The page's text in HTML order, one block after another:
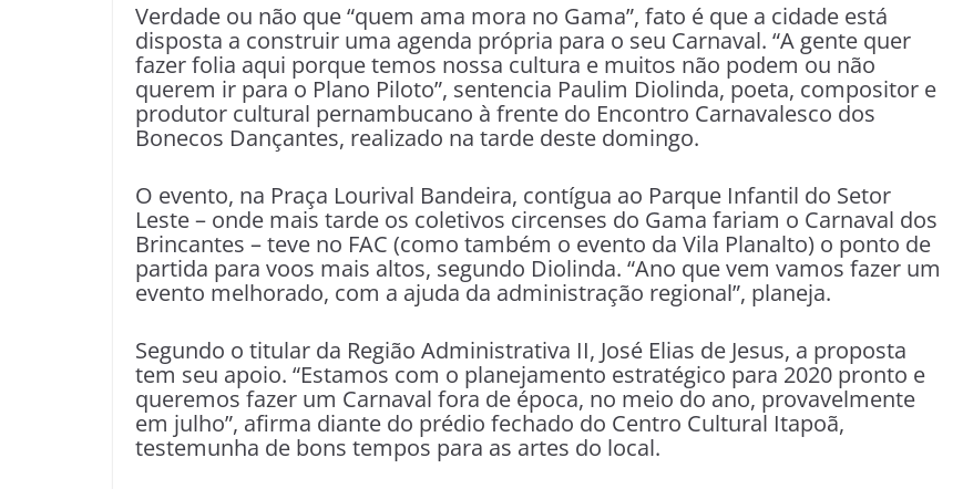
Verdade ou não que “quem ama mora no Gama”, fato é que a cidade está
disposta a construir uma agenda própria para o seu Carnaval. “A gente quer
fazer folia aqui porque temos nossa cultura e muitos não podem ou não
querem ir para o Plano Piloto”, sentencia Paulim Diolinda, poeta, compositor e
produtor cultural pernambucano à frente do Encontro Carnavalesco dos
Bonecos Dançantes, realizado na tarde deste domingo.
O evento, na Praça Lourival Bandeira, contígua ao Parque Infantil do Setor
Leste – onde mais tarde os coletivos circenses do Gama fariam o Carnaval dos
Brincantes – teve no FAC (como também o evento da Vila Planalto) o ponto de
partida para voos mais altos, segundo Diolinda. “Ano que vem vamos fazer um
evento melhorado, com a ajuda da administração regional”, planeja.
Segundo o titular da Região Administrativa II, José Elias de Jesus, a proposta
tem seu apoio. “Estamos com o planejamento estratégico para 2020 pronto e
queremos fazer um Carnaval fora de época, no meio do ano, provavelmente
em julho”, afirma diante do prédio fechado do Centro Cultural Itapoã,
testemunha de bons tempos para as artes do local.